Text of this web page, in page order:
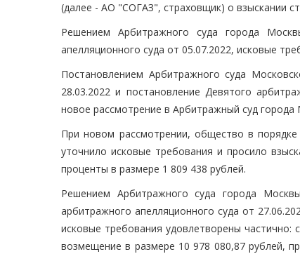
(далее - АО "СОГАЗ", страховщик) о взыскании
Решением Арбитражного суда города
апелляционного суда от 05.07.2022, исковые
Постановлением Арбитражного суда
28.03.2022 и постановление Девятого
новое рассмотрение в Арбитражный суд города
При новом рассмотрении, общество в порядке
уточнило исковые требования и просило
проценты в размере 1 809 438 рублей.
Решением Арбитражного суда города
арбитражного апелляционного суда от
исковые требования удовлетворены
возмещение в размере 10 978 080,87 рублей,